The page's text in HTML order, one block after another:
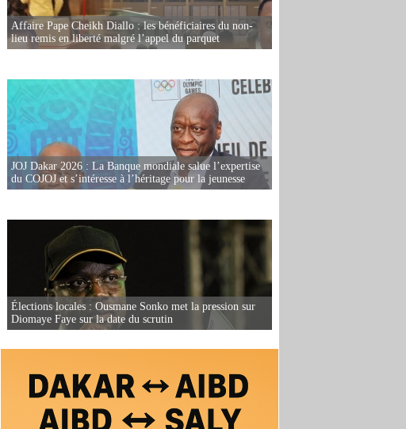
Affaire Pape Cheikh Diallo : les bénéficiaires du non-
lieu remis en liberté malgré l’appel du parquet
JOJ Dakar 2026 : La Banque mondiale salue l’expertise
du COJOJ et s’intéresse à l’héritage pour la jeunesse
Élections locales : Ousmane Sonko met la pression sur
Diomaye Faye sur la date du scrutin